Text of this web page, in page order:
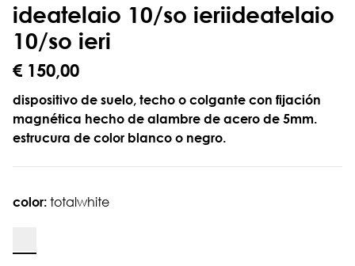
ideatelaio 10/so ieriideatelaio
10/so ieri
€ 150,00
dispositivo de suelo, techo o colgante con fijación
magnética hecho de alambre de acero de 5mm.
estrucura de color blanco o negro.
color: totalwhite